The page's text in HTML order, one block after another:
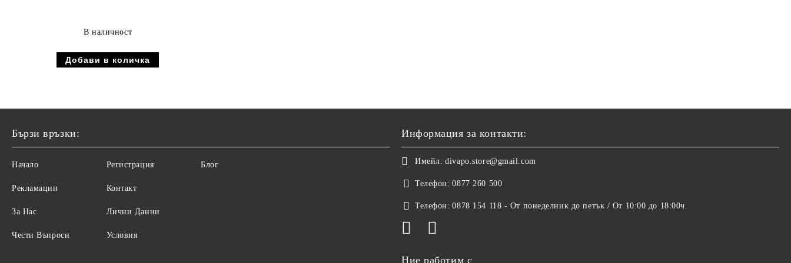
В наличност
Бързи връзки:
Начало
Рекламации
За Нас
Чести Въпроси
Регистрация
Контакт
Лични Данни
Условия
Блог
Информация за контакти:
Имейл: divapo.store@gmail.com
Телефон: 0877 260 500
Телефон: 0878 154 118 - От понеделник до петък / От 10:00 до 18:00ч.
Ние работим с